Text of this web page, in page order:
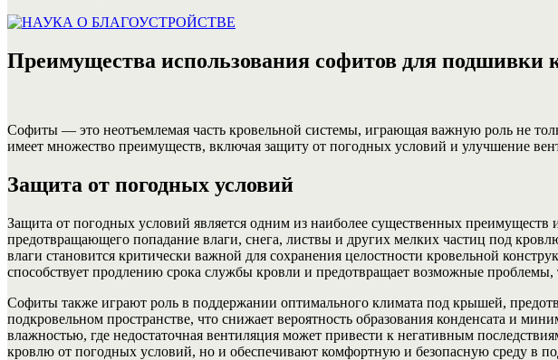
Преимущества использования софитов для подшивки
Софиты — это неотъемлемая часть кровельной системы, играющая важную роль не
имеет множество преимуществ, включая защиту от погодных условий и улучшение
Защита от погодных условий
Защита от погодных условий является одним из наиболее существенных
предотвращающего попадание влаги, снега, листвы и других мелких частиц под
влаги становится критически важной для сохранения целостности кровельной
способствует продлению срока службы кровли и предотвращает возможные проблемы,
Софиты также играют роль в поддержании оптимального климата под крышей,
подкровельном пространстве, что снижает вероятность образования конденсата и
влажностью, где недостаточная вентиляция может привести к негативным
кровлю от погодных условий, но и обеспечивают комфортную и безопасную среду в